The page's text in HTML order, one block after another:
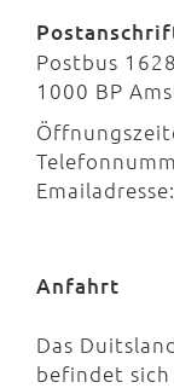
Postbus 1628
1000 BP
Anfahrt
Das
befindet